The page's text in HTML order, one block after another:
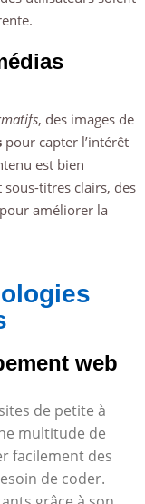
, des images de
pour capter l’intérêt
est bien
titres clairs, des
améliorer la
web
de petite à
multitude de
facilement des
de coder.